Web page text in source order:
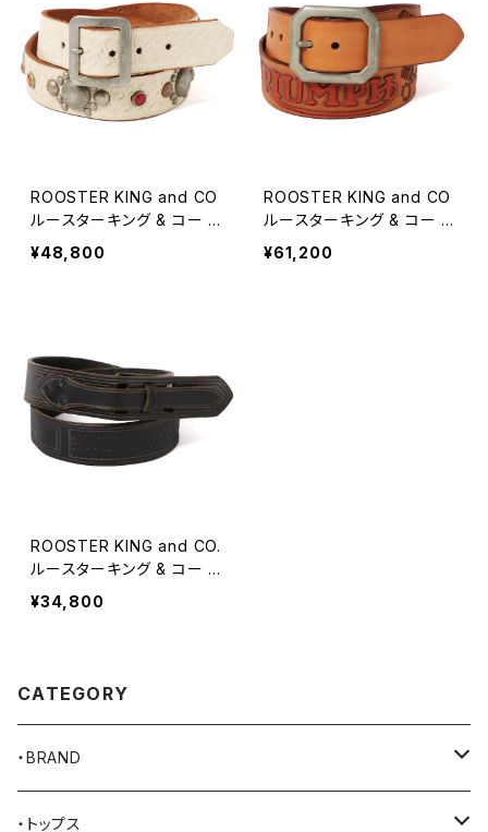
ROOSTER KING and CO
ルースターキング & コー ス
タッズ ホワイト ベルト 34イ
¥48,800
ROOSTER KING and CO
ルースターキング & コー ト
ライアンフ カービングベル
ト 34インチ
¥61,200
ROOSTER KING and CO.
ルースターキング & コー オ
ールドスタイル バックルレ
ス ブラックベルト 34インチ
¥34,800
CATEGORY
・BRAND
AKER
・トップス